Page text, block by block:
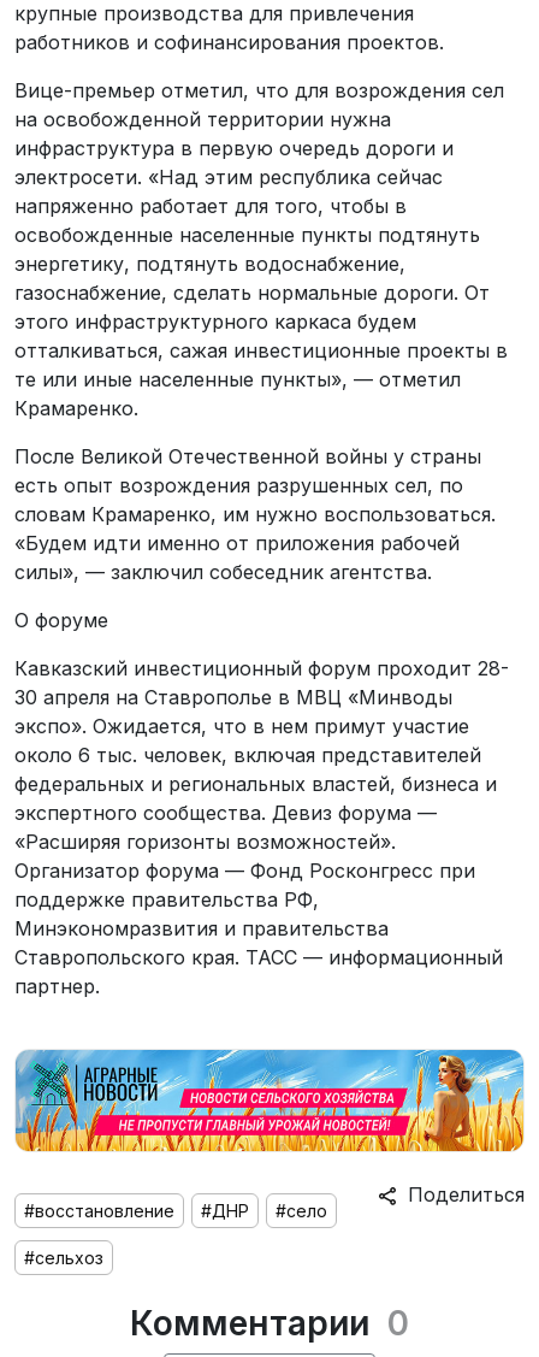
крупные производства для привлечения
работников и софинансирования проектов.
Вице-премьер отметил, что для возрождения сел
на освобожденной территории нужна
инфраструктура в первую очередь дороги и
электросети. «Над этим республика сейчас
напряженно работает для того, чтобы в
освобожденные населенные пункты подтянуть
энергетику, подтянуть водоснабжение,
газоснабжение, сделать нормальные дороги. От
этого инфраструктурного каркаса будем
отталкиваться, сажая инвестиционные проекты в
те или иные населенные пункты», — отметил
Крамаренко.
После Великой Отечественной войны у страны
есть опыт возрождения разрушенных сел, по
словам Крамаренко, им нужно воспользоваться.
«Будем идти именно от приложения рабочей
силы», — заключил собеседник агентства.
О форуме
Кавказский инвестиционный форум проходит 28-
30 апреля на Ставрополье в МВЦ «Минводы
экспо». Ожидается, что в нем примут участие
около 6 тыс. человек, включая представителей
федеральных и региональных властей, бизнеса и
экспертного сообщества. Девиз форума —
«Расширяя горизонты возможностей».
Организатор форума — Фонд Росконгресс при
поддержке правительства РФ,
Минэкономразвития и правительства
Ставропольского края. ТАСС — информационный
партнер.
Поделиться
#восстановление #ДНР #село
#сельхоз
Комментарии 0